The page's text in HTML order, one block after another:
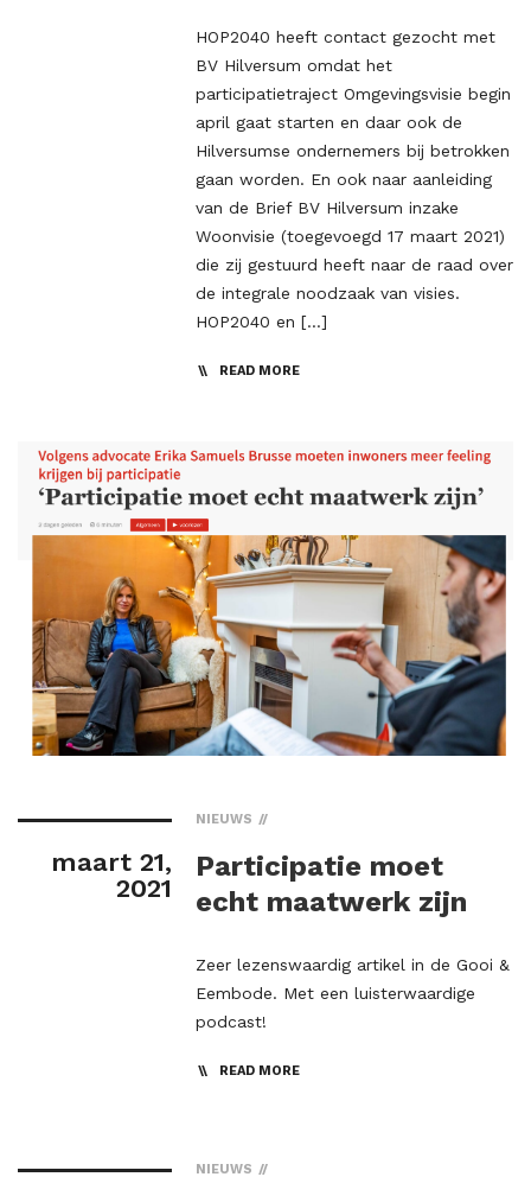
HOP2040 heeft contact gezocht met
BV Hilversum omdat het
participatietraject Omgevingsvisie begin
april gaat starten en daar ook de
Hilversumse ondernemers bij betrokken
gaan worden. En ook naar aanleiding
van de Brief BV Hilversum inzake
Woonvisie (toegevoegd 17 maart 2021)
die zij gestuurd heeft naar de raad over
de integrale noodzaak van visies.
HOP2040 en […]
READ MORE
maart 21,
2021
NIEUWS
Participatie moet
echt maatwerk zijn
Zeer lezenswaardig artikel in de Gooi &
Eembode. Met een luisterwaardige
podcast!
READ MORE
NIEUWS